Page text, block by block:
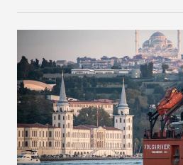
могут двигаться по пути
интеграции, наращивая
Европейским союзом и
пути остается множество